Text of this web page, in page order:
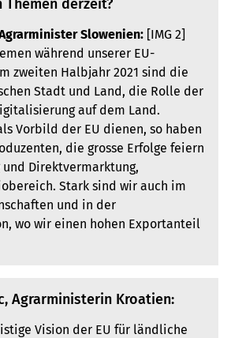
derzeit?
Slowenien: [IMG 2]
während unserer EU-
zweiten Halbjahr 2021 sind die
Stadt und Land, die Rolle der
auf dem Land.
Vorbild der EU dienen, so haben
die gros­se Erfolge feiern
Direktvermarktung,
Stark sind wir auch im
und in der
wo wir einen hohen Exportanteil
Agrarministerin Kroatien:
Vision der EU für ländliche